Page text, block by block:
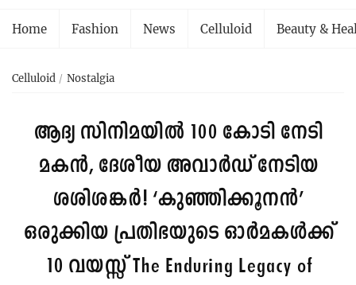
Home Fashion News Celluloid Beauty &
Celluloid Nostalgia
ആദ്യ സിനിമയിൽ 100 കോടി നേടി
മകൻ, ദേശീയ അവാർഡ് നേടിയ
ശശിശങ്കർ! ‘കുഞ്ഞിക്കൂനന്‍’
ഒരുക്കിയ പ്രതിഭയുടെ ഓർമകൾക്ക്
10 വയസ്സ്The Enduring Legacy of